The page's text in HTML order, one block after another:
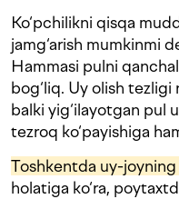
Ko‘pchilikni qisqa
jamg‘arish mumkinmi
Hammasi pulni
bog‘liq. Uy olish
balki yig‘ilayotgan pul
tezroq ko‘payishiga
Toshkentda uy-joyning
holatiga ko‘ra,